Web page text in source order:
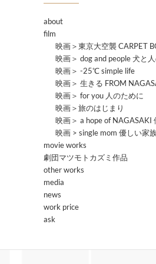
about
film
映画＞東京大空襲 CARPET
映画＞ dog and people 犬と
映画＞ -25℃ simple life
映画＞ 生きる FROM
映画＞ for you 人のために
映画＞旅のはじまり
映画＞ a hope of NAGASAKI
映画 > single mom 優しい家族
movie works
劇団マツモトカズミ作品
other works
media
news
work price
ask